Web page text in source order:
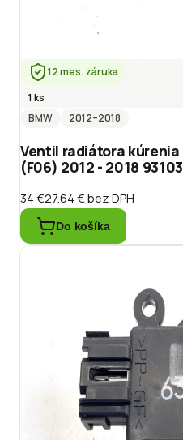
12 mes. záruka
1 ks
BMW
2012–2018
Ventil radiátora kúrenia
(F06) 2012 - 2018
34 €27.64 €bez DPH
Do košíka